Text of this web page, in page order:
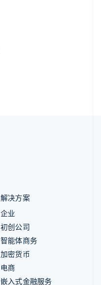
解决方案
企业
初创公司
智能体商务
加密货币
电商
嵌入式金融服务